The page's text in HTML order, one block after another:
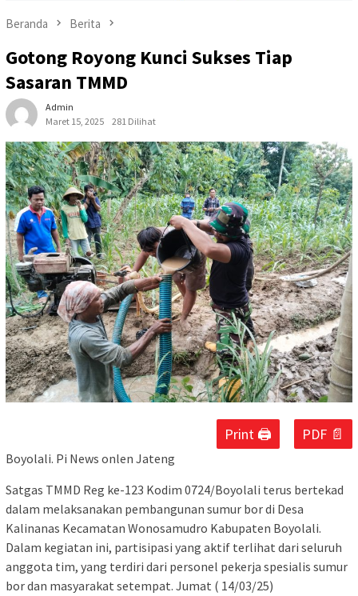
Beranda Berita
Gotong Royong Kunci Sukses Tiap
Sasaran TMMD
Admin
Maret 15, 2025
281 Dilihat
Print 🖨 PDF 📄
Boyolali. Pi News onlen Jateng
Satgas TMMD Reg ke-123 Kodim 0724/Boyolali terus bertekad
dalam melaksanakan pembangunan sumur bor di Desa
Kalinanas Kecamatan Wonosamudro Kabupaten Boyolali.
Dalam kegiatan ini, partisipasi yang aktif terlihat dari seluruh
anggota tim, yang terdiri dari personel pekerja spesialis sumur
bor dan masyarakat setempat. Jumat ( 14/03/25)